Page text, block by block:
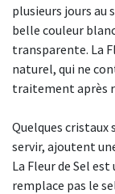
plusieurs jours au
belle couleur
transparente. La
naturel, qui ne
traitement après
Quelques cristaux
servir, ajoutent
La Fleur de Sel
remplace pas le